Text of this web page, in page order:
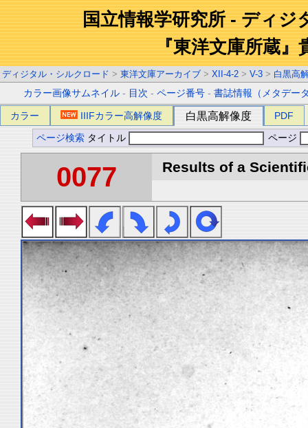
国立情報学研究所 - ディジ
『東洋文庫所蔵』
ディジタル・シルクロード > 東洋文庫アーカイブ > XII-4-2 > V-3 > 白黒高
カラー画像サムネイル - 目次 -ページ番号 -書誌情報（メタデー
カラー IIIFカラー高解像度 白黒高解像度 PDF
ページ検索 タイトル ページ
0077 Results of a